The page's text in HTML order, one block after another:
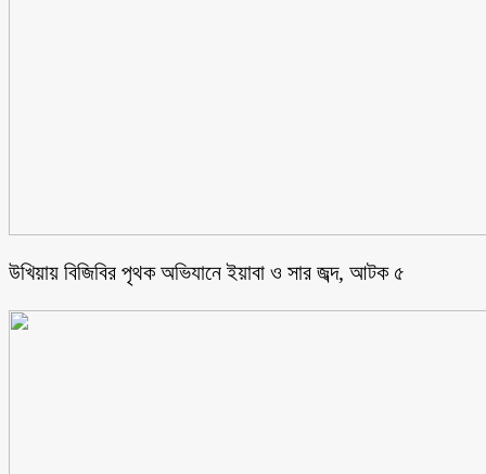
উখিয়ায় বিজিবির পৃথক অভিযানে ইয়াবা ও সার জব্দ, আটক ৫